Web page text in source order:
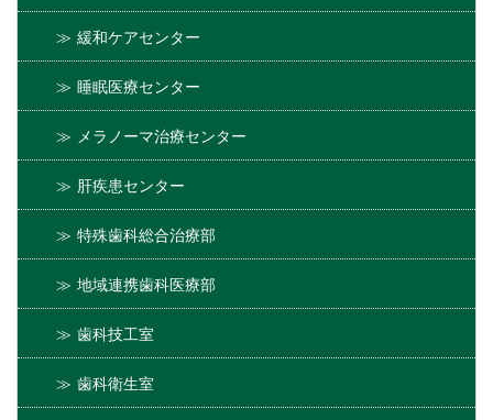
緩和ケアセンター
睡眠医療センター
メラノーマ治療センター
肝疾患センター
特殊歯科総合治療部
地域連携歯科医療部
歯科技工室
歯科衛生室